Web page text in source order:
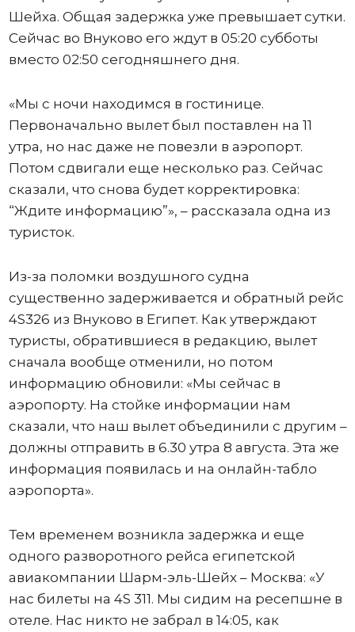
Шейха. Общая задержка уже превышает сутки.
Сейчас во Внуково его ждут в 05:20 субботы
вместо 02:50 сегодняшнего дня.
«Мы с ночи находимся в гостинице.
Первоначально вылет был поставлен на 11
утра, но нас даже не повезли в аэропорт.
Потом сдвигали еще несколько раз. Сейчас
сказали, что снова будет корректировка:
“Ждите информацию”», – рассказала одна из
туристок.
Из-за поломки воздушного судна
существенно задерживается и обратный рейс
4S326 из Внуково в Египет. Как утверждают
туристы, обратившиеся в редакцию, вылет
сначала вообще отменили, но потом
информацию обновили: «Мы сейчас в
аэропорту. На стойке информации нам
сказали, что наш вылет объединили с другим –
должны отправить в 6.30 утра 8 августа. Эта же
информация появилась и на онлайн-табло
аэропорта».
Тем временем возникла задержка и еще
одного разворотного рейса египетской
авиакомпании Шарм-эль-Шейх – Москва: «У
нас билеты на 4S 311. Мы сидим на ресепшне в
отеле. Нас никто не забрал в 14:05, как